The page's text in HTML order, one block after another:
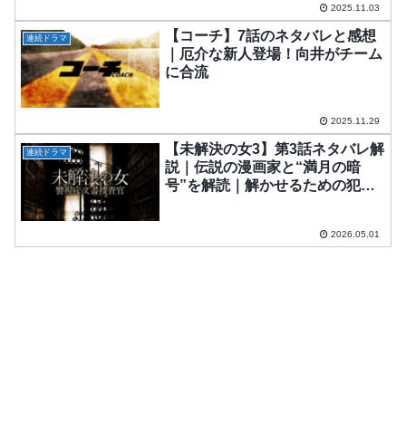
2025.11.03
連続ドラマ
【コーチ】7話のネタバレと感想
｜厄介な新人登場！向井がチーム
に合流
2025.11.29
連続ドラマ
【未解決の女3】第3話ネタバレ解
説｜伝説の漫画家と“満月の暗
号”を解読｜解かせるための犯罪
2026.05.01